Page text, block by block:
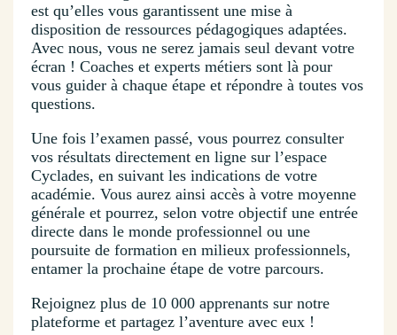
est qu’elles vous garantissent une mise à
disposition de ressources pédagogiques adaptées.
Avec nous, vous ne serez jamais seul devant votre
écran ! Coaches et experts métiers sont là pour
vous guider à chaque étape et répondre à toutes vos
questions.
Une fois l’examen passé, vous pourrez consulter
vos résultats directement en ligne sur l’espace
Cyclades, en suivant les indications de votre
académie. Vous aurez ainsi accès à votre moyenne
générale et pourrez, selon votre objectif une entrée
directe dans le monde professionnel ou une
poursuite de formation en milieux professionnels,
entamer la prochaine étape de votre parcours.
Rejoignez plus de 10 000 apprenants sur notre
plateforme et partagez l’aventure avec eux !